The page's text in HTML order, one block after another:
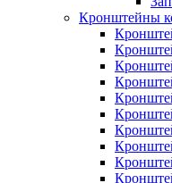
Кронштейны